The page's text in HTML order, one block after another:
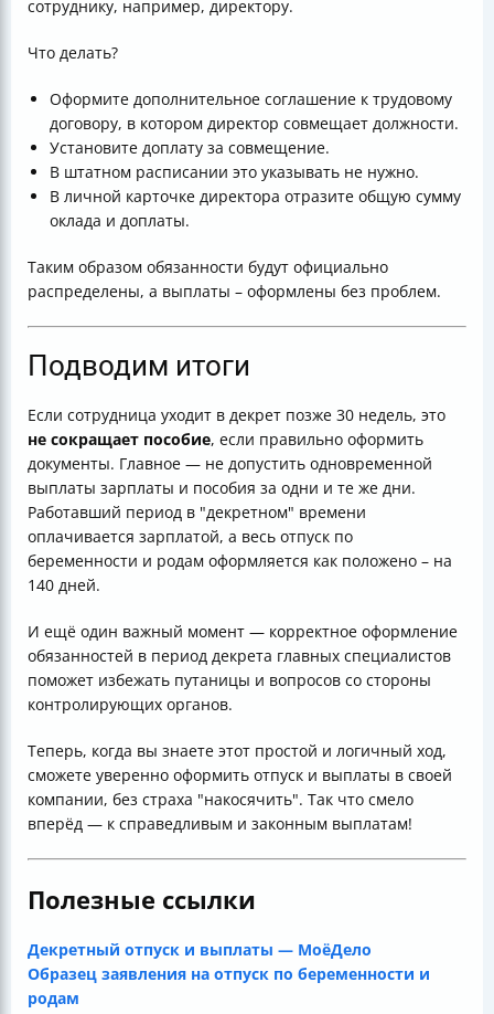
сотруднику, например, директору.
Что делать?
Оформите дополнительное соглашение к трудовому
договору, в котором директор совмещает должности.
Установите доплату за совмещение.
В штатном расписании это указывать не нужно.
В личной карточке директора отразите общую сумму
оклада и доплаты.
Таким образом обязанности будут официально
распределены, а выплаты – оформлены без проблем.
Подводим итоги
Если сотрудница уходит в декрет позже 30 недель, это
не сокращает пособие, если правильно оформить
документы. Главное — не допустить одновременной
выплаты зарплаты и пособия за одни и те же дни.
Работавший период в "декретном" времени
оплачивается зарплатой, а весь отпуск по
беременности и родам оформляется как положено – на
140 дней.
И ещё один важный момент — корректное оформление
обязанностей в период декрета главных специалистов
поможет избежать путаницы и вопросов со стороны
контролирующих органов.
Теперь, когда вы знаете этот простой и логичный ход,
сможете уверенно оформить отпуск и выплаты в своей
компании, без страха "накосячить". Так что смело
вперёд — к справедливым и законным выплатам!
Полезные ссылки
Декретный отпуск и выплаты — МоёДело
Образец заявления на отпуск по беременности и
родам